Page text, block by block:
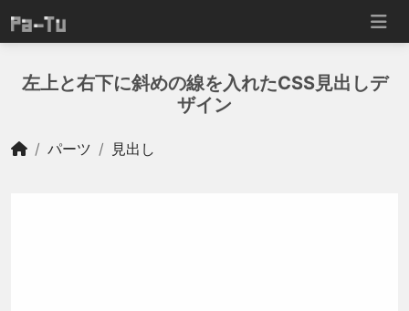
左上と右下に斜めの線を入れたCSS見出しデ
ザイン
パーツ 見出し